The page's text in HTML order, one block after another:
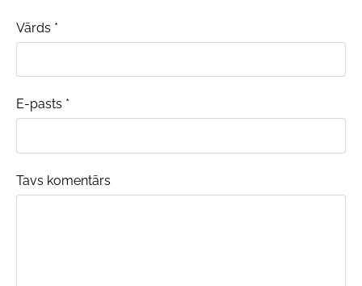
Vārds *
E-pasts *
Tavs komentārs